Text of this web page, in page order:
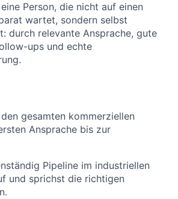
Person, die nicht auf einen
wartet, sondern selbst
durch relevante Ansprache, gute
ups und echte
gesamten kommerziellen
Ansprache bis zur
Pipeline im industriellen
und sprichst die richtigen